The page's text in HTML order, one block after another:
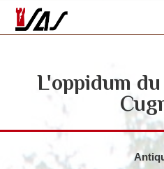
L'oppidum